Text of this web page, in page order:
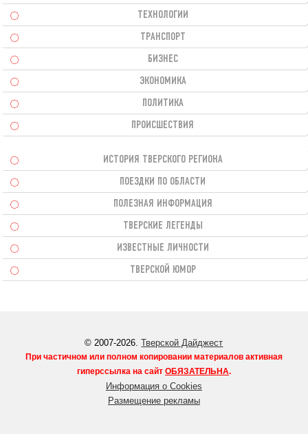
ТЕХНОЛОГИИ
ТРАНСПОРТ
БИЗНЕС
ЭКОНОМИКА
ПОЛИТИКА
ПРОИСШЕСТВИЯ
ИСТОРИЯ ТВЕРСКОГО РЕГИОНА
ПОЕЗДКИ ПО ОБЛАСТИ
ПОЛЕЗНАЯ ИНФОРМАЦИЯ
ТВЕРСКИЕ ЛЕГЕНДЫ
ИЗВЕСТНЫЕ ЛИЧНОСТИ
ТВЕРСКОЙ ЮМОР
© 2007-2026.Тверской Дайджест
При частичном или полном копировании материалов активная
гиперссылка на сайт ОБЯЗАТЕЛЬНА.
Информация о Cookies
Размещение рекламы